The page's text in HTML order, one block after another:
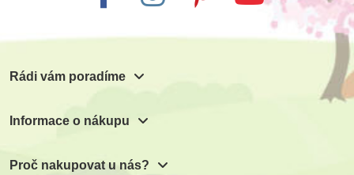
Rádi vám poradíme
Informace o nákupu
Proč nakupovat u nás?